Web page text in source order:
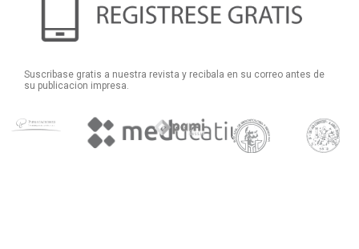
Suscribase gratis a nuestra revista y recibala en su correo antes de
su publicacion impresa.